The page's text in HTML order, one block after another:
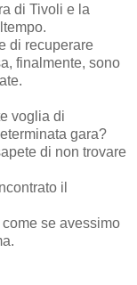
di Tivoli e la
di recuperare
finalmente, sono
voglia di
gara?
di non trovare
il
se avessimo